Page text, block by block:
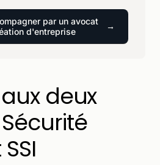
par un avocat
d'entreprise
deux